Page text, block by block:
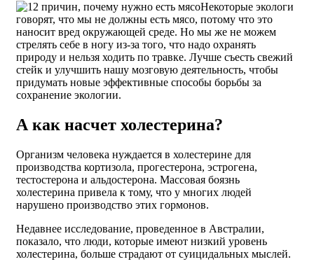
Некоторые экологи
говорят, что мы не должны есть мясо, потому что это
наносит вред окружающей среде. Но мы же не можем
стрелять себе в ногу из-за того, что надо охранять
природу и нельзя ходить по травке. Лучше съесть свежий
стейк и улучшить нашу мозговую деятельность, чтобы
придумать новые эффективные способы борьбы за
сохранение экологии.
А как насчет холестерина?
Организм человека нуждается в холестерине для
производства кортизола, прогестерона, эстрогена,
тестостерона и альдостерона. Массовая боязнь
холестерина привела к тому, что у многих людей
нарушено производство этих гормонов.
Недавнее исследование, проведенное в Австралии,
показало, что люди, которые имеют низкий уровень
холестерина, больше страдают от суицидальных мыслей.